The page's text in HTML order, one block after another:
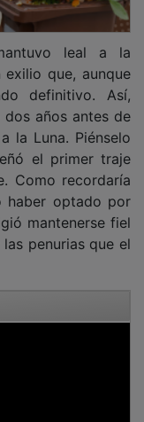
leal a la
que, aunque
definitivo. Así,
dos años antes de
la Luna. Piénselo
el primer traje
Como recordaría
haber optado por
mantenerse fiel
penurias que el